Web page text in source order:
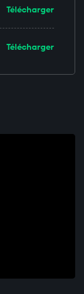
Télécharger
Télécharger